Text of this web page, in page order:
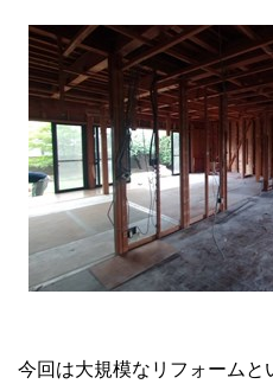
今回は大規模なリフォームと